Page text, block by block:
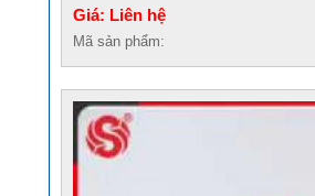
Giá: Liên hệ
Mã sản phẩm: